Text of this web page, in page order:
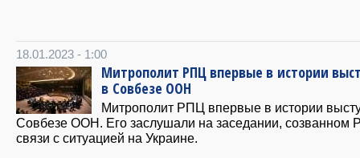
18.01.2023 - 1:00
Митрополит РПЦ впервые в истории
в Совбезе ООН
Митрополит РПЦ впервые в истории
Совбезе ООН. Его заслушали на заседании, созванном
связи с ситуацией на Украине.